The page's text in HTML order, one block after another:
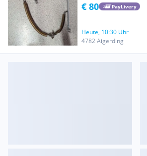
€ 80 PayLivery
Heute, 10:30 Uhr
4782 Aigerding